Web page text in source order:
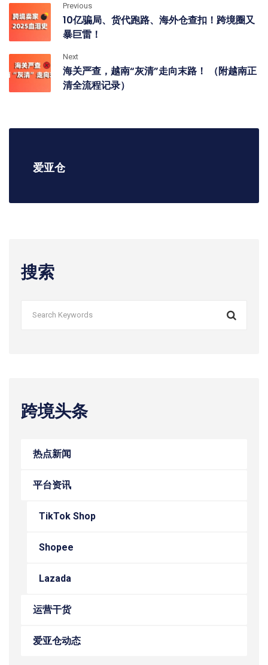
Previous
10亿骗局、货代跑路、海外仓查扣！跨境圈又
暴巨雷！
Next
海关严查，越南“灰清”走向末路！ （附越南正
清全流程记录）
爱亚仓
搜索
跨境头条
热点新闻
平台资讯
TikTok Shop
Shopee
Lazada
运营干货
爱亚仓动态